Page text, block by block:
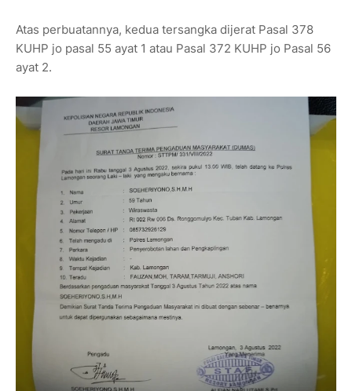
Atas perbuatannya, kedua tersangka dijerat Pasal 378
KUHP jo pasal 55 ayat 1 atau Pasal 372 KUHP jo Pasal 56
ayat 2.